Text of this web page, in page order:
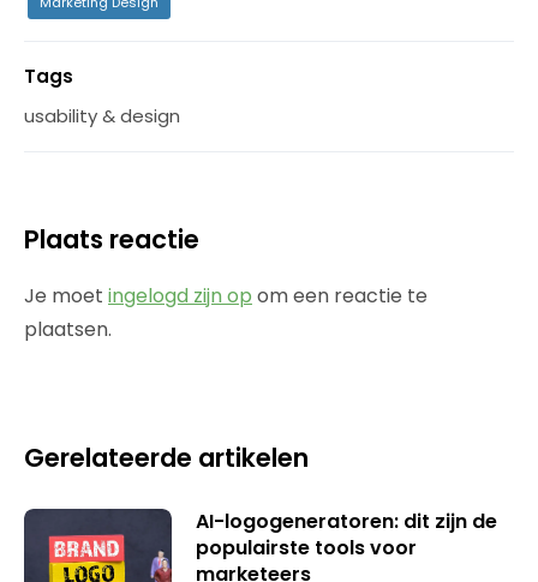
Tags
usability & design
Plaats reactie
Je moet ingelogd zijn op om een reactie te
plaatsen.
Gerelateerde artikelen
AI-logogeneratoren: dit zijn de
populairste tools voor
marketeers